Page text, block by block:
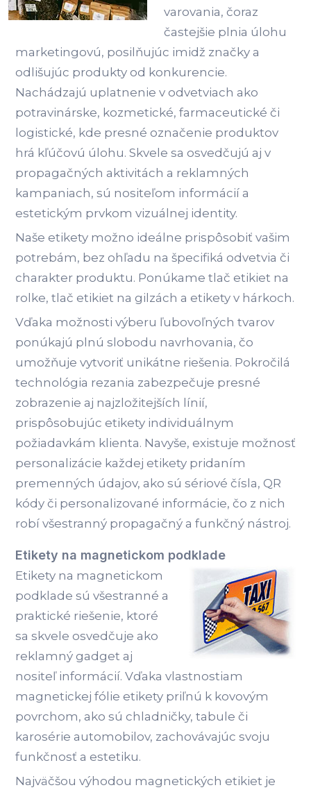
varovania, čoraz
častejšie plnia úlohu
marketingovú, posilňujúc imidž značky a
odlišujúc produkty od konkurencie.
Nachádzajú uplatnenie v odvetviach ako
potravinárske, kozmetické, farmaceutické či
logistické, kde presné označenie produktov
hrá kľúčovú úlohu. Skvele sa osvedčujú aj v
propagačných aktivitách a reklamných
kampaniach, sú nositeľom informácií a
estetickým prvkom vizuálnej identity.
Naše etikety možno ideálne prispôsobiť vašim
potrebám, bez ohľadu na špecifiká odvetvia či
charakter produktu. Ponúkame tlač etikiet na
rolke, tlač etikiet na gilzách a etikety v hárkoch.
Vďaka možnosti výberu ľubovoľných tvarov
ponúkajú plnú slobodu navrhovania, čo
umožňuje vytvoriť unikátne riešenia. Pokročilá
technológia rezania zabezpečuje presné
zobrazenie aj najzložitejších línií,
prispôsobujúc etikety individuálnym
požiadavkám klienta. Navyše, existuje možnosť
personalizácie každej etikety pridaním
premenných údajov, ako sú sériové čísla, QR
kódy či personalizované informácie, čo z nich
robí všestranný propagačný a funkčný nástroj.
Etikety na magnetickom podklade
Etikety na magnetickom
podklade sú všestranné a
praktické riešenie, ktoré
sa skvele osvedčuje ako
reklamný gadget aj
nositeľ informácií. Vďaka vlastnostiam
magnetickej fólie etikety priľnú k kovovým
povrchom, ako sú chladničky, tabule či
karosérie automobilov, zachovávajúc svoju
funkčnosť a estetiku.
Najväčšou výhodou magnetických etikiet je